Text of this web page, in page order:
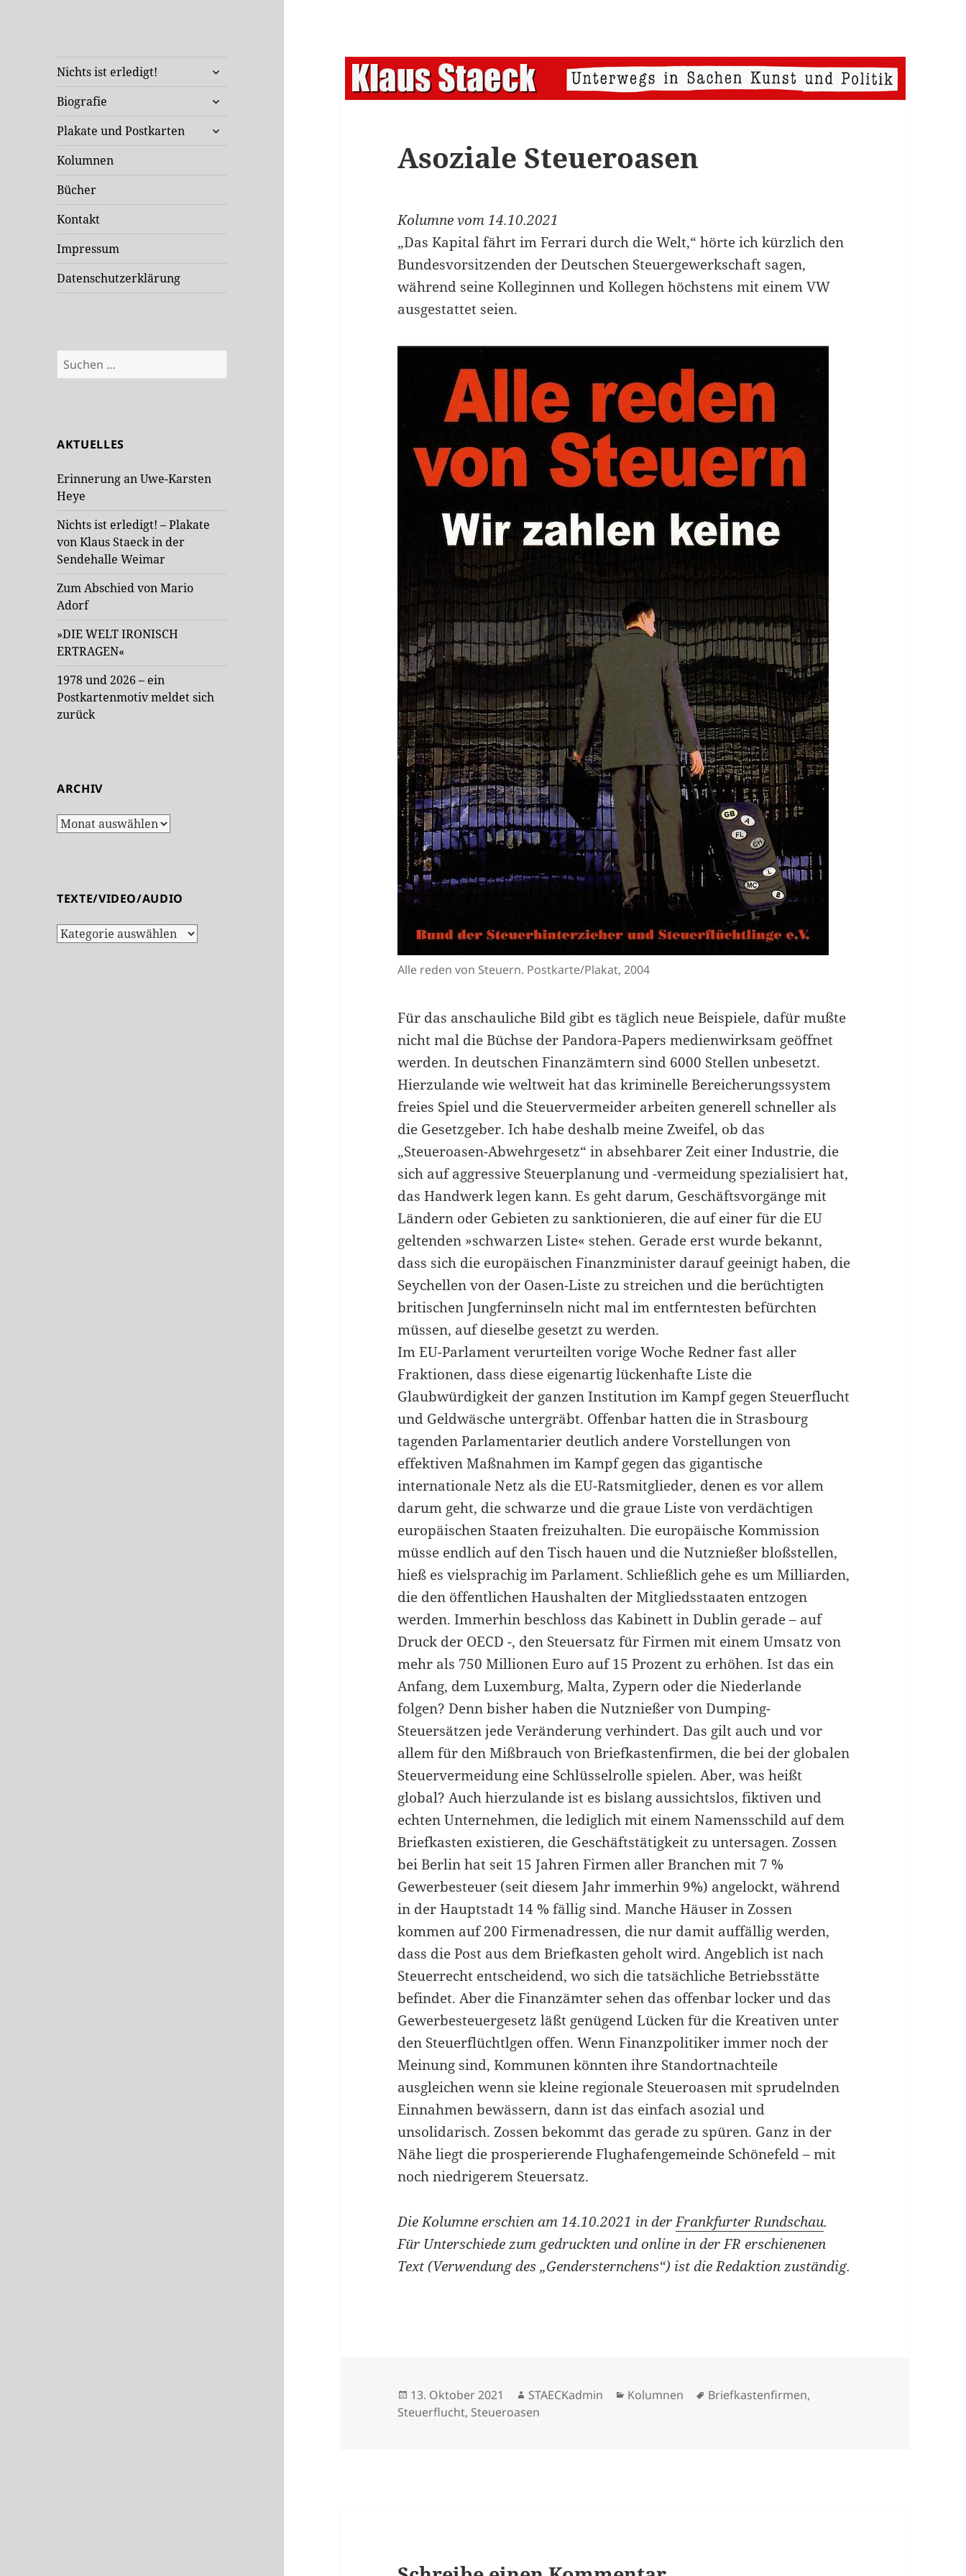
Klaus Staeck
Unterwegs in Sachen Kunst
Nichts ist erledigt!
untermenü
Biografie
untermenü
Plakate und Postkarten
untermenü
Kolumnen
Bücher
Kontakt
Impressum
Datenschutzerklärung
Suchen
nach:
AKTUELLES
Erinnerung an Uwe-Karsten
Heye
Nichts ist erledigt! – Plakate
von Klaus Staeck in der
Sendehalle Weimar
Zum Abschied von Mario
Adorf
»DIE WELT IRONISCH
ERTRAGEN«
1978 und 2026 – ein
Postkartenmotiv meldet sich
zurück
ARCHIV
Archiv
TEXTE/VIDEO/AUDIO
Texte/Video/Audio
Asoziale Steueroasen
Kolumne vom 14.10.2021
„Das Kapital fährt im Ferrari durch die Welt,“ hörte ich kürzlich den
Bundesvorsitzenden der Deutschen Steuergewerkschaft sagen,
während seine Kolleginnen und Kollegen höchstens mit einem VW
ausgestattet seien.
Alle reden von Steuern. Postkarte/Plakat, 2004
Für das anschauliche Bild gibt es täglich neue Beispiele, dafür mußte
nicht mal die Büchse der Pandora-Papers medienwirksam geöffnet
werden. In deutschen Finanzämtern sind 6000 Stellen unbesetzt.
Hierzulande wie weltweit hat das kriminelle Bereicherungssystem
freies Spiel und die Steuervermeider arbeiten generell schneller als
die Gesetzgeber. Ich habe deshalb meine Zweifel, ob das
„Steueroasen-Abwehrgesetz“ in absehbarer Zeit einer Industrie, die
sich auf aggressive Steuerplanung und -vermeidung spezialisiert hat,
das Handwerk legen kann. Es geht darum, Geschäftsvorgänge mit
Ländern oder Gebieten zu sanktionieren, die auf einer für die EU
geltenden »schwarzen Liste« stehen. Gerade erst wurde bekannt,
dass sich die europäischen Finanzminister darauf geeinigt haben, die
Seychellen von der Oasen-Liste zu streichen und die berüchtigten
britischen Jungferninseln nicht mal im entferntesten befürchten
müssen, auf dieselbe gesetzt zu werden.
Im EU-Parlament verurteilten vorige Woche Redner fast aller
Fraktionen, dass diese eigenartig lückenhafte Liste die
Glaubwürdigkeit der ganzen Institution im Kampf gegen Steuerflucht
und Geldwäsche untergräbt. Offenbar hatten die in Strasbourg
tagenden Parlamentarier deutlich andere Vorstellungen von
effektiven Maßnahmen im Kampf gegen das gigantische
internationale Netz als die EU-Ratsmitglieder, denen es vor allem
darum geht, die schwarze und die graue Liste von verdächtigen
europäischen Staaten freizuhalten. Die europäische Kommission
müsse endlich auf den Tisch hauen und die Nutznießer bloßstellen,
hieß es vielsprachig im Parlament. Schließlich gehe es um Milliarden,
die den öffentlichen Haushalten der Mitgliedsstaaten entzogen
werden. Immerhin beschloss das Kabinett in Dublin gerade – auf
Druck der OECD -, den Steuersatz für Firmen mit einem Umsatz von
mehr als 750 Millionen Euro auf 15 Prozent zu erhöhen. Ist das ein
Anfang, dem Luxemburg, Malta, Zypern oder die Niederlande
folgen? Denn bisher haben die Nutznießer von Dumping-
Steuersätzen jede Veränderung verhindert. Das gilt auch und vor
allem für den Mißbrauch von Briefkastenfirmen, die bei der globalen
Steuervermeidung eine Schlüsselrolle spielen. Aber, was heißt
global? Auch hierzulande ist es bislang aussichtslos, fiktiven und
echten Unternehmen, die lediglich mit einem Namensschild auf dem
Briefkasten existieren, die Geschäftstätigkeit zu untersagen. Zossen
bei Berlin hat seit 15 Jahren Firmen aller Branchen mit 7 %
Gewerbesteuer (seit diesem Jahr immerhin 9%) angelockt, während
in der Hauptstadt 14 % fällig sind. Manche Häuser in Zossen
kommen auf 200 Firmenadressen, die nur damit auffällig werden,
dass die Post aus dem Briefkasten geholt wird. Angeblich ist nach
Steuerrecht entscheidend, wo sich die tatsächliche Betriebsstätte
befindet. Aber die Finanzämter sehen das offenbar locker und das
Gewerbesteuergesetz läßt genügend Lücken für die Kreativen unter
den Steuerflüchtlgen offen. Wenn Finanzpolitiker immer noch der
Meinung sind, Kommunen könnten ihre Standortnachteile
ausgleichen wenn sie kleine regionale Steueroasen mit sprudelnden
Einnahmen bewässern, dann ist das einfach asozial und
unsolidarisch. Zossen bekommt das gerade zu spüren. Ganz in der
Nähe liegt die prosperierende Flughafengemeinde Schönefeld – mit
noch niedrigerem Steuersatz.
Die Kolumne erschien am 14.10.2021 in derFrankfurter Rundschau.
Für Unterschiede zum gedruckten und online in der FR erschienenen
Text (Verwendung des „Gendersternchens“) ist die Redaktion zuständig.
Veröffentlicht
am
13. Oktober 2021 Autor
STAECKadmin Kategorien
Kolumnen Schlagwörter
Briefkastenfirmen,
Steuerflucht, Steueroasen